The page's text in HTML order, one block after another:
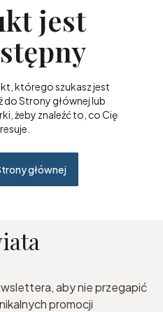
jest
którego szukasz jest
Strony głównej lub
żeby znaleźć to, co Cię
głównej
aby nie przegapić
promocji